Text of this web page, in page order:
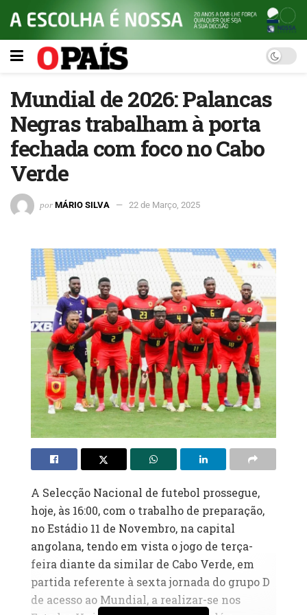
Mundial de 2026: Palancas
Negras trabalham à porta
fechada com foco no Cabo
Verde
por MÁRIO SILVA 22 de Março, 2025
A Selecção Nacional de futebol prossegue,
hoje, às 16:00, com o trabalho de preparação,
no Estádio 11 de Novembro, na capital
angolana, tendo em vista o jogo de terça-
feira diante da similar de Cabo Verde, em
partida referente à sexta jornada do grupo D
de acesso ao Mundial, a realizar-se nos